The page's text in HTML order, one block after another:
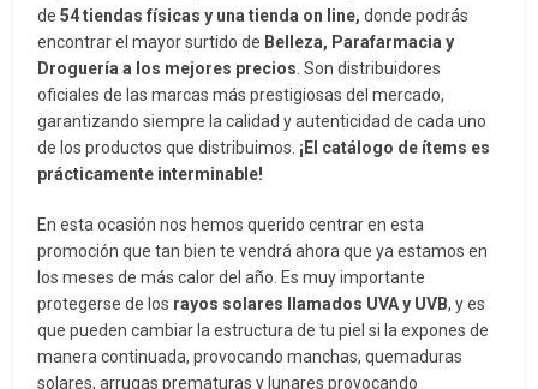
de54 tiendas físicas y una tienda on line,donde podrás
encontrar el mayor surtido de Belleza, Parafarmacia y
Droguería a los mejores precios . Son distribuidores
oficiales de las marcas más prestigiosas del mercado,
garantizando siempre la calidad y autenticidad de cada uno
de los productos que distribuimos. ¡El catálogo de ítems es
prácticamente interminable!
En esta ocasión nos hemos querido centrar en esta
promoción que tan bien te vendrá ahora que ya estamos en
los meses de más calor del año. Es muy importante
protegerse de los rayos solares llamados UVA y UVB, y es
que pueden cambiar la estructura de tu piel si la expones de
manera continuada, provocando manchas, quemaduras
solares, arrugas prematuras y lunares provocando